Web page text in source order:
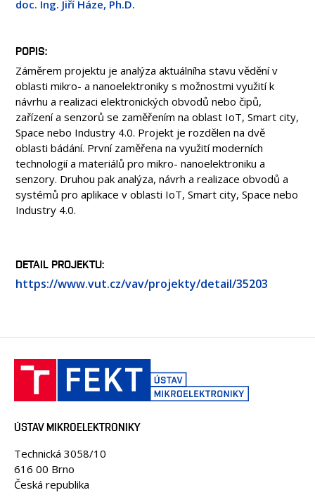
OSOBY
MÉDIA
KONFERENCE A SOUTĚŽE
KONTAKT
doc. Ing. Jiří Háze, Ph.D.
POPIS
Záměrem projektu je analýza aktuálníha stavu vědění v
oblasti mikro- a nanoelektroniky s možnostmi využití k
návrhu a realizaci elektronických obvodů nebo čipů,
zařízení a senzorů se zaměřením na oblast IoT, Smart city,
Space nebo Industry 4.0. Projekt je rozdělen na dvě
oblasti bádání. První zaměřena na využití moderních
technologií a materiálů pro mikro- nanoelektroniku a
senzory. Druhou pak analýza, návrh a realizace obvodů a
systémů pro aplikace v oblasti IoT, Smart city, Space nebo
Industry 4.0.
DETAIL PROJEKTU
https://www.vut.cz/vav/projekty/detail/35203
ÚSTAV MIKROELEKTRONIKY
Technická 3058/10
616 00 Brno
Česká republika